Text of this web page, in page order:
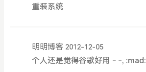
重装系统
明明博客 2012-12-05
个人还是觉得谷歌好用 - -, :mad: